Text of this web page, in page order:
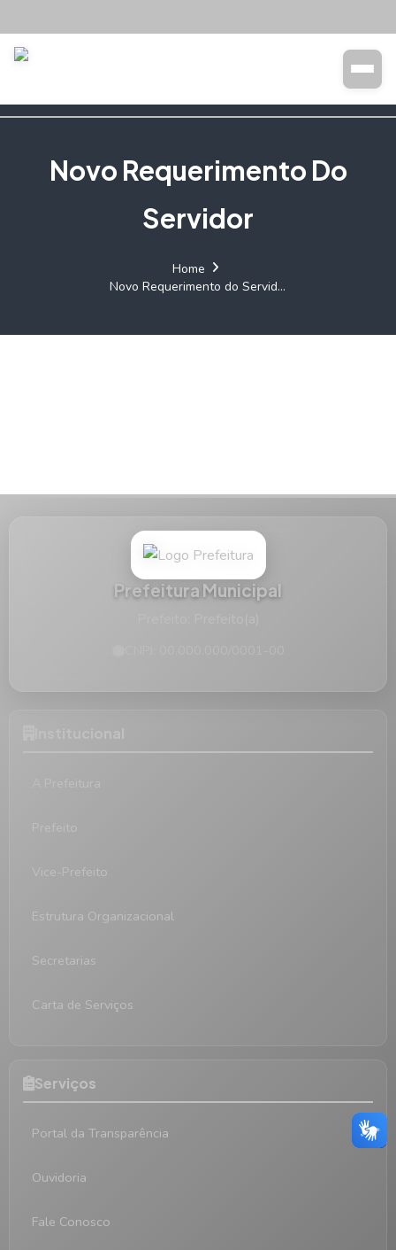
Novo Requerimento Do
Servidor
Home
Novo Requerimento do Servidor
Prefeitura Municipal
Vice-Prefeito
Estrutura Organizacional
Secretarias
Carta de Serviços
Serviços
Portal da Transparência
Ouvidoria
Fale Conosco